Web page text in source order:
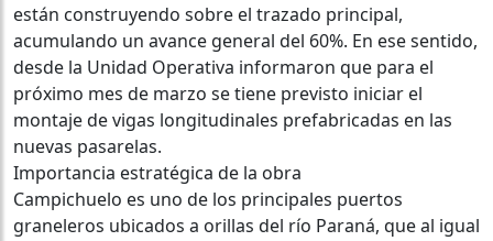
están construyendo sobre el trazado principal,
acumulando un avance general del 60%. En ese sentido,
desde la Unidad Operativa informaron que para el
próximo mes de marzo se tiene previsto iniciar el
montaje de vigas longitudinales prefabricadas en las
nuevas pasarelas.
Importancia estratégica de la obra
Campichuelo es uno de los principales puertos
graneleros ubicados a orillas del río Paraná, que al igual